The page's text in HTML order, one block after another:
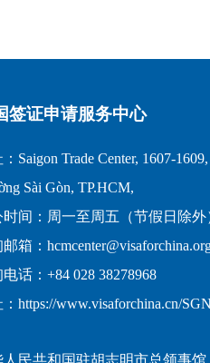
签证申请服务中心
Saigon Trade Center, 1607-
Sài Gòn, TP.HCM,
时间：周一至周五（节假日除外
箱：
话：+84 028 38278968
：https://www.visaforchina.cn/
人民共和国驻胡志明市总领事馆